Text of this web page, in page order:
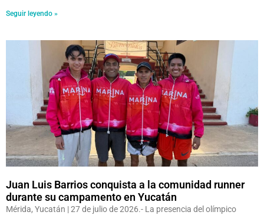
Seguir leyendo »
Juan Luis Barrios conquista a la comunidad runner
durante su campamento en Yucatán
Mérida, Yucatán | 27 de julio de 2026.- La presencia del olímpico